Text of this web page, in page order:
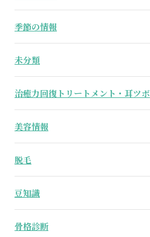
季節の情報
未分類
治癒力回復トリートメント・耳ツボ
美容情報
脱毛
豆知識
骨格診断